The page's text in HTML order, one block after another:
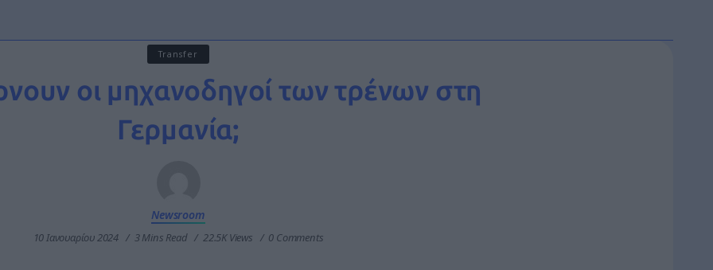
Transfer
οι μηχανοδηγοί των τρένων στη
Γερμανία;
Newsroom
10 Ιανουαρίου 2024 3 Mins Read 22.5K Views 0 Comments